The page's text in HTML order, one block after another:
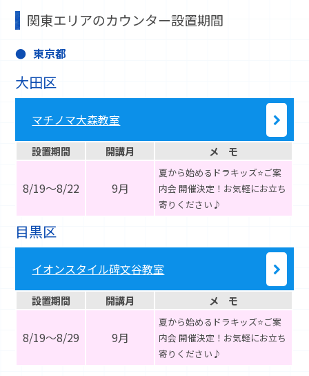
関東エリアのカウンター設置期間
東京都
大田区
マチノマ大森教室
設置期間 開講月 メ モ
8/19～8/22 9月
夏から始めるドラキッズ⭐ご案
内会 開催決定！お気軽にお立ち
寄りください♪
目黒区
イオンスタイル碑文谷教室
設置期間 開講月 メ モ
8/19～8/29 9月
夏から始めるドラキッズ⭐ご案
内会 開催決定！お気軽にお立ち
寄りください♪